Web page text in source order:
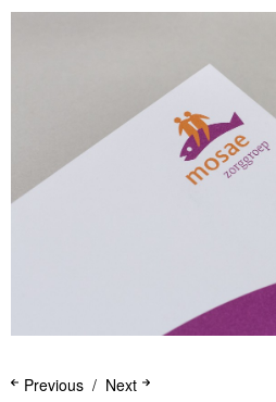
Next
Previous